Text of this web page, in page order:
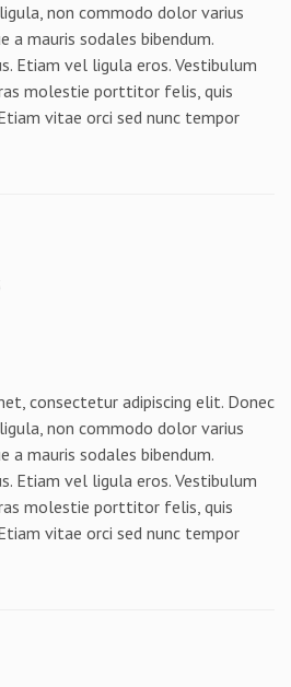
non commodo dolor varius
a mauris sodales bibendum.
Etiam vel ligula eros. Vestibulum
molestie porttitor felis, quis
vitae orci sed nunc tempor
consectetur adipiscing elit. Donec
non commodo dolor varius
a mauris sodales bibendum.
Etiam vel ligula eros. Vestibulum
molestie porttitor felis, quis
vitae orci sed nunc tempor